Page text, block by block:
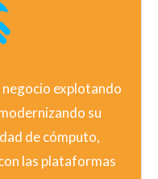
explotando
su
de cómputo,
las plataformas